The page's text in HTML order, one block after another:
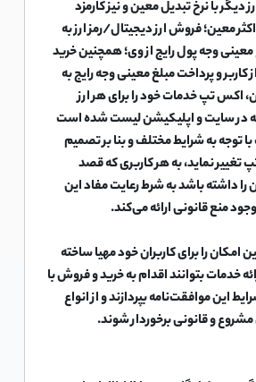
دیگر با نرخ تبدیل معین و نیز کارمزد
معین؛ فروش ارز دیجیتال/رمز ارز به
معینی وجه پول رایج از وی؛ همچنین خرید
کاربر و پرداخت مبلغ معینی وجه رایج به
اکس تپ خدمات خود را برای هر ارز
در سایت و اپلیکیشن لیست شده است
توجه به شرایط مختلف و بنا بر تصمیم
نماید، به هر کاربری که قصد
را داشته باشد به شرط رعایت مفاد این
منع قانونی ارائه می‌کند.
را برای کاربران خود مهیا ساخته
خدمات بتوانند اقدام به خرید و فروش با
این موافقت‌نامه بپردازند و از انواع
و قانونی برخوردار شوند.